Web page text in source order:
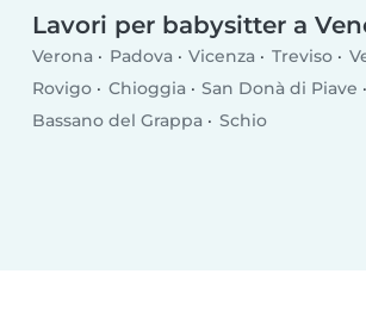
Lavori per babysitter a
Verona Padova Vicenza Treviso
Rovigo
Chioggia
San Donà di Piave
Bassano del Grappa
Schio